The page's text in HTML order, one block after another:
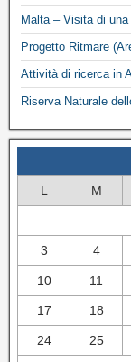
Malta – Visita di
Progetto Ritmare
Attività di ricerca in
Riserva Naturale
L M
3 4
10 11
17 18
24 25